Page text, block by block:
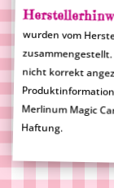
Haftung.